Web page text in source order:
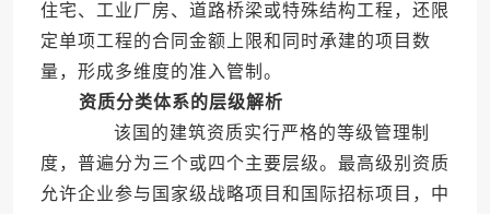
住宅、工业厂房、道路桥梁或特殊结构工程，还限
定单项工程的合同金额上限和同时承建的项目数
量，形成多维度的准入管制。
资质分类体系的层级解析
该国的建筑资质实行严格的等级管理制
度，普遍分为三个或四个主要层级。最高级别资质
允许企业参与国家级战略项目和国际招标项目，中